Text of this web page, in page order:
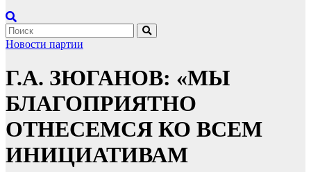
Новости партии
Г.А. ЗЮГАНОВ: «МЫ
БЛАГОПРИЯТНО
ОТНЕСЕМСЯ КО ВСЕМ
ИНИЦИАТИВАМ